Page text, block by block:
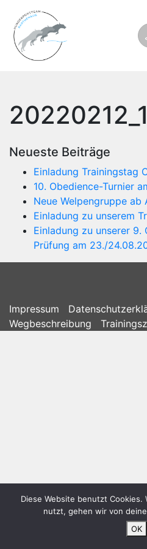
Neueste Beiträge
Einladung Trainingstag
10. Obedience-Turnier
Neue Welpengruppe ab
Einladung zu unserem
Einladung zu unserer 9.
Prüfung am 23./
Impressum
Wegbeschreibung
Diese Website benutzt
nutzt, gehen wir von
OK